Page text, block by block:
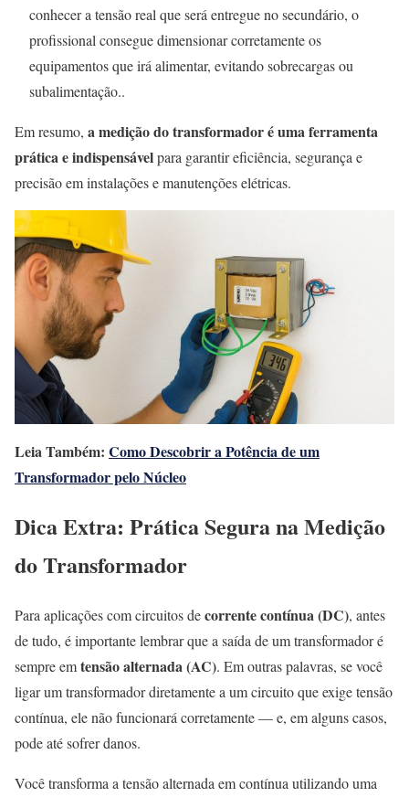
conhecer a tensão real que será entregue no secundário, o
profissional consegue dimensionar corretamente os
equipamentos que irá alimentar, evitando sobrecargas ou
subalimentação..
Em resumo, a medição do transformador é uma ferramenta
prática e indispensávelpara garantir eficiência, segurança e
precisão em instalações e manutenções elétricas.
Leia Também: Como Descobrir a Potência de um
Transformador pelo Núcleo
Dica Extra: Prática Segura na Medição
do Transformador
Para aplicações com circuitos decorrente contínua (DC), antes
de tudo, é importante lembrar que a saída de um transformador é
sempre emtensão alternada (AC). Em outras palavras, se você
ligar um transformador diretamente a um circuito que exige tensão
contínua, ele não funcionará corretamente — e, em alguns casos,
pode até sofrer danos.
Você transforma a tensão alternada em contínua utilizando uma